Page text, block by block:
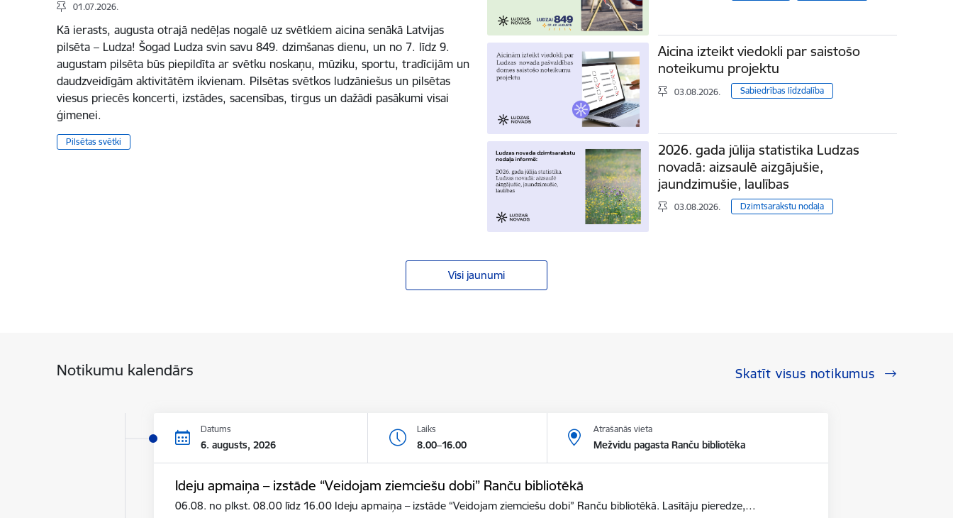
01.07.2026.
Kā ierasts, augusta otrajā nedēļas nogalē uz svētkiem aicina senākā Latvijas
pilsēta – Ludza! Šogad Ludza svin savu 849. dzimšanas dienu, un no 7. līdz 9.
augustam pilsēta būs piepildīta ar svētku noskaņu, mūziku, sportu, tradīcijām un
daudzveidīgām aktivitātēm ikvienam. Pilsētas svētkos ludzāniešus un pilsētas
viesus priecēs koncerti, izstādes, sacensības, tirgus un dažādi pasākumi visai
ģimenei.
Pilsētas svētki
Aicina izteikt viedokli par saistošo
noteikumu projektu
03.08.2026. Sabiedrības līdzdalība
2026. gada jūlija statistika Ludzas
novadā: aizsaulē aizgājušie,
jaundzimušie, laulības
03.08.2026. Dzimtsarakstu nodaļa
Visi jaunumi
Notikumu kalendārs Skatīt visus notikumus
Datums
6. augusts, 2026
Laiks
8.00–16.00
Atrašanās vieta
Mežvidu pagasta Ranču bibliotēka
Ideju apmaiņa – izstāde “Veidojam ziemciešu dobi” Ranču bibliotēkā
06.08. no plkst. 08.00 līdz 16.00 Ideju apmaiņa – izstāde “Veidojam ziemciešu dobi” Ranču bibliotēkā. Lasītāju pieredze,…